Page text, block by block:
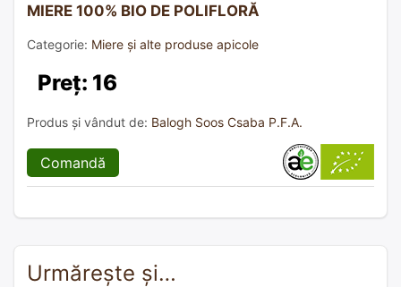
MIERE 100% BIO DE POLIFLORĂ
Categorie: Miere și alte produse apicole
Preț: 16
Produs și vândut de: Balogh Soos Csaba P.F.A.
Comandă
Urmărește și…